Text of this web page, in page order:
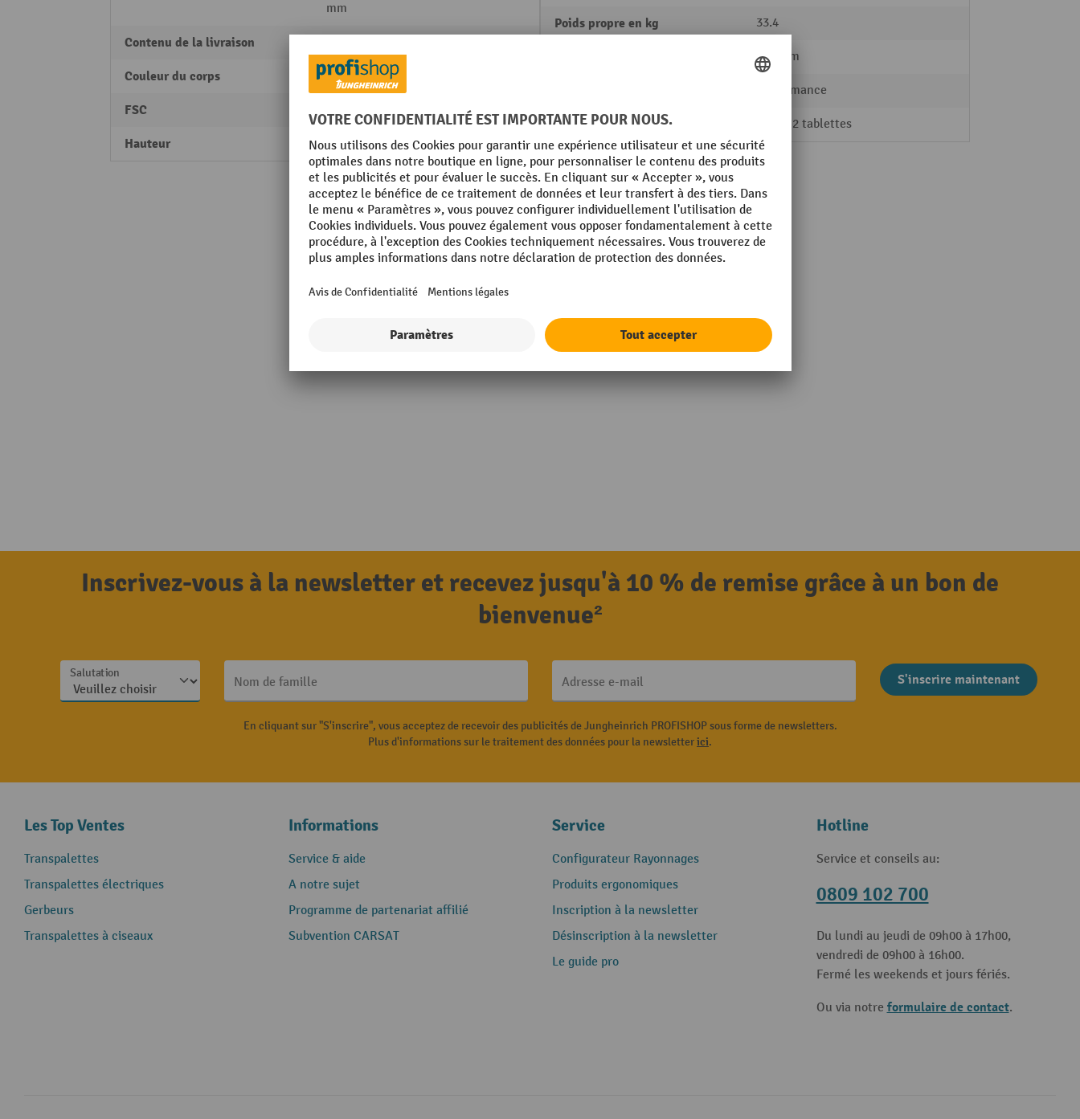
mm
Contenu de la livraison
Couleur du corps Blanc
FSC FSC Mix 70%, SCS-COC-004089
Hauteur 1270 mm
Poids propre en kg 33.4
400 mm
Performance
Tablettes, type inclut 2 tablettes
Afficher tous les détails techniques
Inscrivez-vous à la newsletter et recevez jusqu'à 10 % de remise grâce à un bon de
bienvenue²
Salutation
Nom de famille Adresse e-mail S'inscrire maintenant
En cliquant sur "S'inscrire", vous acceptez de recevoir des publicités de Jungheinrich PROFISHOP sous forme de newsletters.
Plus d'informations sur le traitement des données pour la newsletterici.
Les Top Ventes
Transpalettes
Transpalettes électriques
Gerbeurs
Transpalettes à ciseaux
Informations
Service & aide
A notre sujet
Programme de partenariat affilié
Subvention CARSAT
Service
Configurateur Rayonnages
Produits ergonomiques
Inscription à la newsletter
Désinscription à la newsletter
Le guide pro
Hotline
Service et conseils au:
0809 102 700
Du lundi au jeudi de 09h00 à 17h00,
vendredi de 09h00 à 16h00.
Fermé les weekends et jours fériés.
Ou via notre formulaire de contact.